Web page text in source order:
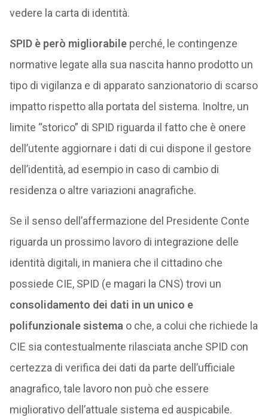
vedere la carta di identità.
SPID è però migliorabileperché, le contingenze
normative legate alla sua nascita hanno prodotto un
tipo di vigilanza e di apparato sanzionatorio di scarso
impatto rispetto alla portata del sistema. Inoltre, un
limite “storico” di SPID riguarda il fatto che è onere
dell’utente aggiornare i dati di cui dispone il gestore
dell’identità, ad esempio in caso di cambio di
residenza o altre variazioni anagrafiche.
Se il senso dell’affermazione del Presidente Conte
riguarda un prossimo lavoro di integrazione delle
identità digitali, in maniera che il cittadino che
possiede CIE, SPID (e magari la CNS) trovi un
consolidamento dei dati in un unico e
polifunzionale sistema o che, a colui che richiede la
CIE sia contestualmente rilasciata anche SPID con
certezza di verifica dei dati da parte dell’ufficiale
anagrafico, tale lavoro non può che essere
migliorativo dell’attuale sistema ed auspicabile.